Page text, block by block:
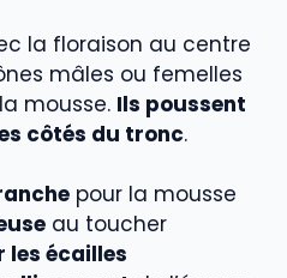
la floraison au centre
mâles ou femelles
mousse. Ils poussent
côtés du tronc.
pour la mousse
au toucher
les écailles